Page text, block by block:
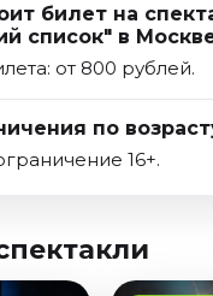
билет на
список" в
от 800 рублей.
по
16+.